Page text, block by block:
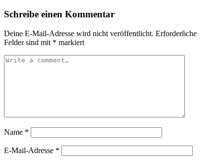
Schreibe einen Kommentar
Deine E-Mail-Adresse wird nicht veröffentlicht. Erforderliche
Felder sind mit * markiert
Name *
E-Mail-Adresse *